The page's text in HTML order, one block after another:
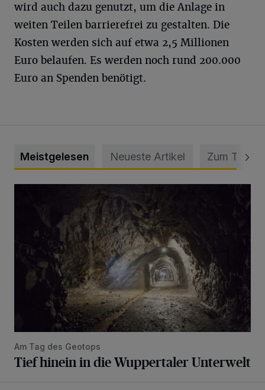
wird auch dazu genutzt, um die Anlage in
weiten Teilen barrierefrei zu gestalten. Die
Kosten werden sich auf etwa 2,5 Millionen
Euro belaufen. Es werden noch rund 200.000
Euro an Spenden benötigt.
Meistgelesen Neueste Artikel Zum Thema
Am Tag des Geotops
Tief hinein in die Wuppertaler Unterwelt